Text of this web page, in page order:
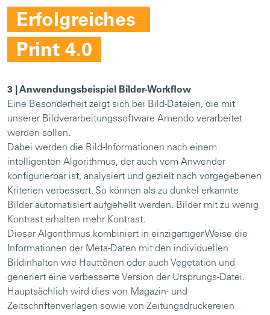
Erfolgreiches
Print 4.0
3 | Anwendungsbeispiel Bilder-Workflow
Eine Besonderheit zeigt sich bei Bild-Dateien, die mit
unserer Bildverarbeitungssoftware Amendo verarbeitet
werden sollen.
Dabei werden die Bild-Informationen nach einem
intelligenten Algorithmus, der auch vom Anwender
konfigurierbar ist, analysiert und gezielt nach vorgegebenen
Kriterien verbessert. So können als zu dunkel erkannte
Bilder automatisiert aufgehellt werden. Bilder mit zu wenig
Kontrast erhalten mehr Kontrast.
Dieser Algorithmus kombiniert in einzigartiger Weise die
Informationen der Meta-Daten mit den individuellen
Bildinhalten wie Hauttönen oder auch Vegetation und
generiert eine verbesserte Version der Ursprungs-Datei.
Hauptsächlich wird dies von Magazin- und
Zeitschriftenverlagen sowie von Zeitungsdruckereien